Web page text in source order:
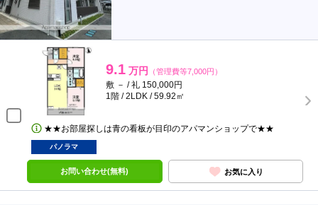
9.1 万円 （管理費等7,000円）
敷 － / 礼 150,000円
1階 / 2LDK / 59.92㎡
★★お部屋探しは青の看板が目印のアパマンショップで★★
パノラマ
お問い合わせ(無料) お気に入り